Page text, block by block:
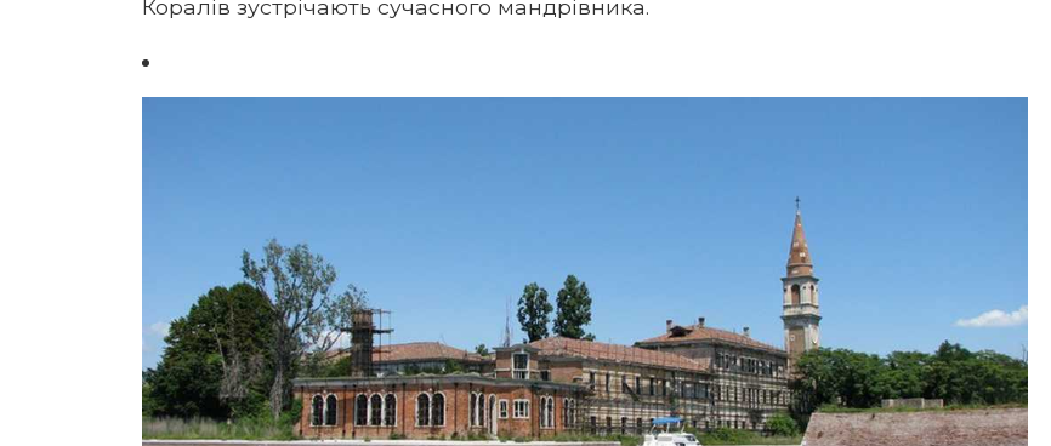
Коралів зустрічають сучасного мандрівника.